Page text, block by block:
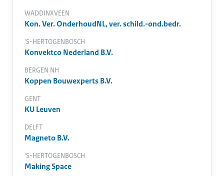
WADDINXVEEN
Kon. Ver. OnderhoudNL, ver. schild.-ond.bedr.
'S-HERTOGENBOSCH
Konvektco Nederland B.V.
BERGEN NH
Koppen Bouwexperts B.V.
GENT
KU Leuven
DELFT
Magneto B.V.
'S-HERTOGENBOSCH
Making Space